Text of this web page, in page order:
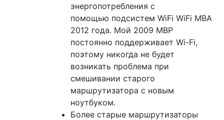
энергопотребления с
помощью подсистем WiFi WiFi MBA
2012 года. Мой 2009 MBP
постоянно поддерживает Wi-Fi,
поэтому никогда не будет
возникать проблема при
смешивании старого
маршрутизатора с новым
ноутбуком.
Более старые маршрутизаторы